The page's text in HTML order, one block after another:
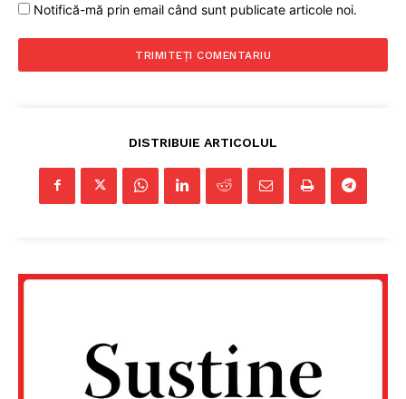
Notifică-mă prin email când sunt publicate articole noi.
DISTRIBUIE ARTICOLUL